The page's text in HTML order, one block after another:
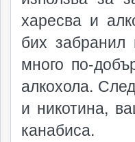
харесва и
бих забранил
много по-
алкохола.
и никотина,
канабиса.